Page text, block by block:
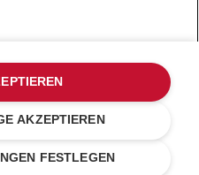
sind eingetragene
in anderen Ländern.
Datenschutzerklärung
FESTLEGEN
AKZEPTIEREN